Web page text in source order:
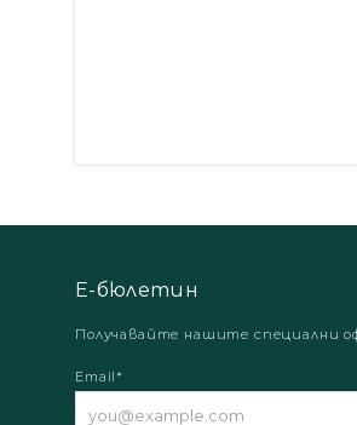
Е-бюлетин
Получавайте нашите специални
Email*